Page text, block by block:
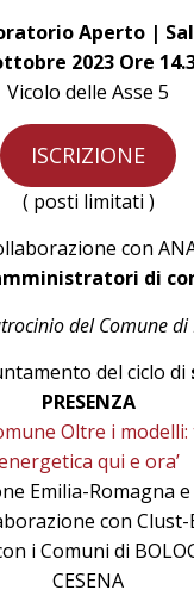
Aperto |
2023 Ore
Vicolo delle Asse 5
ISCRIZIONE
( posti limitati )
con
di
del Comune di
del ciclo di
PRESENZA
Oltre i
qui e ora’
Emilia-Romagna
con Clust-
i Comuni di
CESENA